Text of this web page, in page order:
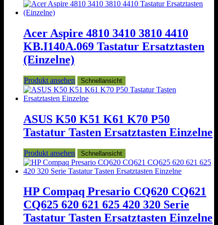
Acer Aspire 4810 3410 3810 4410
KB.I140A.069 Tastatur Ersatztasten
(Einzelne)
Produkt ansehen Schnellansicht
ASUS K50 K51 K61 K70 P50
Tastatur Tasten Ersatztasten Einzelne
Produkt ansehen Schnellansicht
HP Compaq Presario CQ620 CQ621
CQ625 620 621 625 420 320 Serie
Tastatur Tasten Ersatztasten Einzelne